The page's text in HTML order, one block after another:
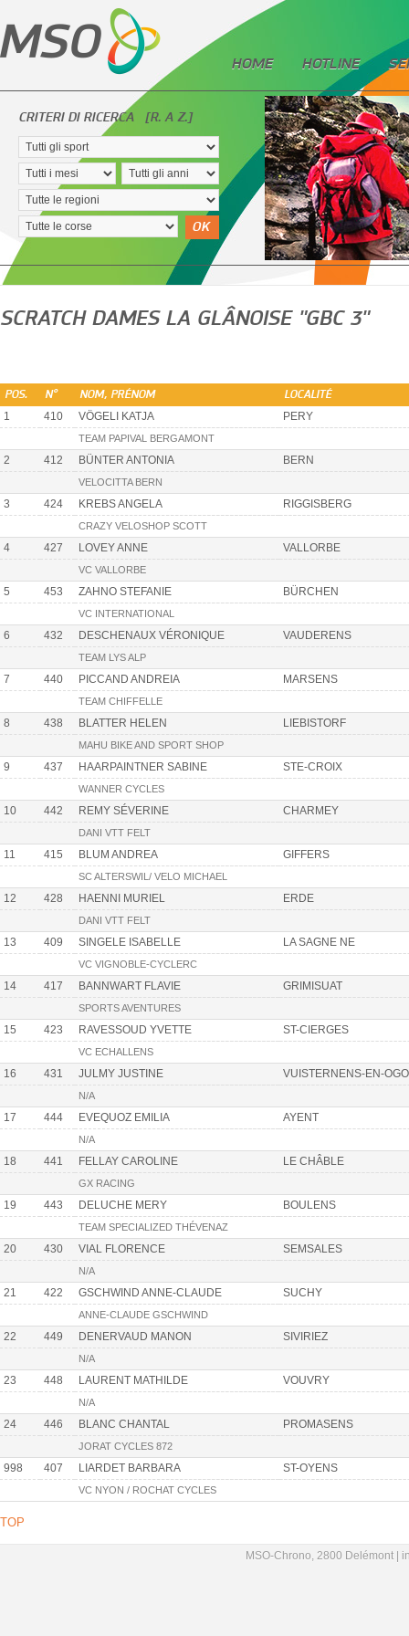
HOME HOTLINE
CRITERI DI RICERCA [R. A Z.]
OK
SCRATCH DAMES LA GLÂNOISE "GBC 3"
POS. N° NOM, PRÉNOM LOCALITÉ
1 410 VÖGELI KATJA PERY
TEAM PAPIVAL BERGAMONT
2 412 BÜNTER ANTONIA BERN
VELOCITTA BERN
3 424 KREBS ANGELA RIGGISBERG
CRAZY VELOSHOP SCOTT
4 427 LOVEY ANNE VALLORBE
VC VALLORBE
5 453 ZAHNO STEFANIE BÜRCHEN
VC INTERNATIONAL
6 432 DESCHENAUX VÉRONIQUE VAUDERENS
TEAM LYS ALP
7 440 PICCAND ANDREIA MARSENS
TEAM CHIFFELLE
8 438 BLATTER HELEN LIEBISTORF
MAHU BIKE AND SPORT SHOP
9 437 HAARPAINTNER SABINE STE-CROIX
WANNER CYCLES
10 442 REMY SÉVERINE CHARMEY
DANI VTT FELT
11 415 BLUM ANDREA GIFFERS
SC ALTERSWIL/ VELO MICHAEL
12 428 HAENNI MURIEL ERDE
DANI VTT FELT
13 409 SINGELE ISABELLE LA SAGNE NE
VC VIGNOBLE-CYCLERC
14 417 BANNWART FLAVIE GRIMISUAT
SPORTS AVENTURES
15 423 RAVESSOUD YVETTE ST-CIERGES
VC ECHALLENS
16 431 JULMY JUSTINE VUISTERNENS-EN-
N/A
17 444 EVEQUOZ EMILIA AYENT
N/A
18 441 FELLAY CAROLINE LE CHÂBLE
GX RACING
19 443 DELUCHE MERY BOULENS
TEAM SPECIALIZED THÉVENAZ
20 430 VIAL FLORENCE SEMSALES
N/A
21 422 GSCHWIND ANNE-CLAUDE SUCHY
ANNE-CLAUDE GSCHWIND
22 449 DENERVAUD MANON SIVIRIEZ
N/A
23 448 LAURENT MATHILDE VOUVRY
N/A
24 446 BLANC CHANTAL PROMASENS
JORAT CYCLES 872
998 407 LIARDET BARBARA ST-OYENS
VC NYON / ROCHAT CYCLES
TOP
MSO-Chrono, 2800 Delémont |